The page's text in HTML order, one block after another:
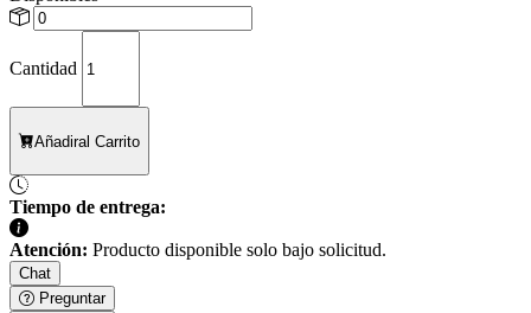
Cantidad
Añadiral Carrito
Tiempo de entrega:
Atención: Producto disponible solo bajo solicitud.
Chat
Preguntar